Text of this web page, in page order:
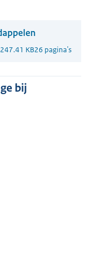
247.41 KB26 pagina's
bij